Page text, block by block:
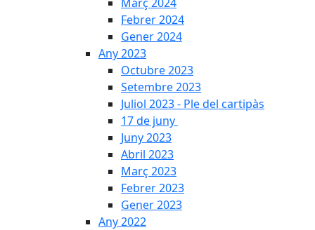
Febrer 2024
Gener 2024
Any 2023
Octubre 2023
Setembre 2023
Juliol 2023 - Ple del cartipàs
17 de juny
Juny 2023
Abril 2023
Març 2023
Febrer 2023
Gener 2023
Any 2022